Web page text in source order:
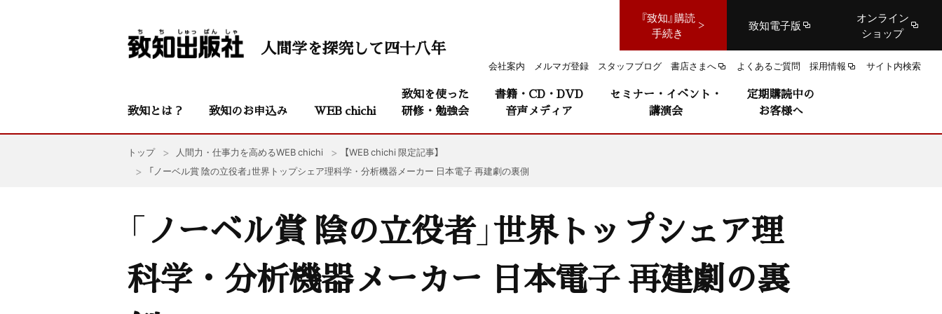
『致知』購読
手続き
致知電子版
オンライン
ショップ
会社案内 メルマガ登録 スタッフブログ 書店さまへ よくあるご質問 採用情報 サイト内検索
人間学を探究して四十八年
致知とは？ 致知のお申込み WEB chichi
致知を使った
研修・勉強会
書籍・CD・DVD
音声メディア
セミナー・イベント・
講演会
定期購読中の
お客様へ
トップ 人間力・仕事力を高めるWEB chichi
【WEB chichi 限定記事】
「ノーベル賞 陰の立役者」世界トップシェア理科学・分析機器メーカー 日本電子 再建劇の裏側
「ノーベル賞 陰の立役者」世界トップシェア理
科学・分析機器メーカー 日本電子 再建劇の裏